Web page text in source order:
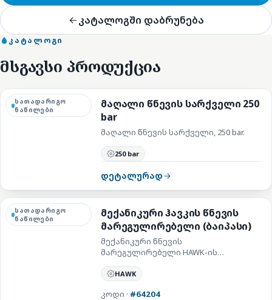
კატალოგში დაბრუნება
ᲙᲐᲢᲐᲚᲝᲒᲘ
მსგავსი პროდუქცია
სათადარიგო
ნაწილები
მაღალი წნევის სარქველი 250
bar
მაღალი წნევის სარქველი, 250 bar.
250 bar
დეტალურად
სათადარიგო
ნაწილები
მექანიკური ჰავკის წნევის
მარეგულირებელი (ბაიპასი)
მექანიკური წნევის
მარეგულირებელი HAWK-ის
HAWK
კოდი · #64204